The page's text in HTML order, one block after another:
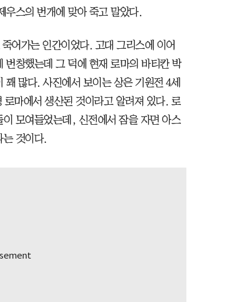
우스의 번개에 맞아 죽고 말았다.
어가는 인간이었다. 고대 그리스에 이어
번창했는데 그 덕에 현재 로마의 바티칸 박
많다. 사진에서 보이는 상은 기원전 4세
마에서 생산된 것이라고 알려져 있다. 로
모여들었는데, 신전에서 잠을 자면 아스
는 것이다.